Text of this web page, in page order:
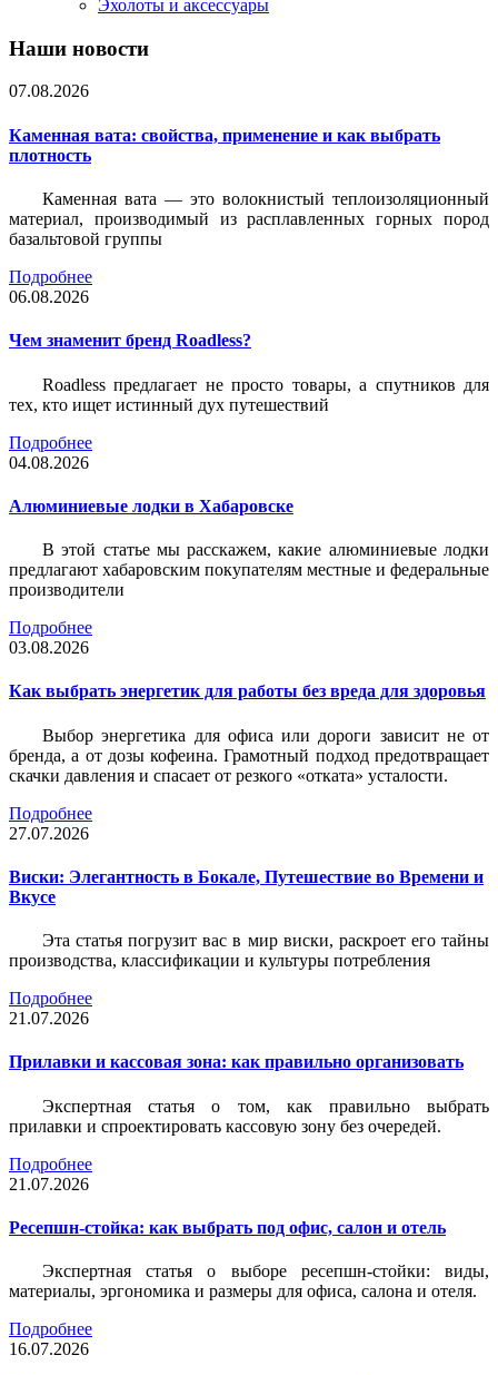
Эхолоты и аксессуары
Наши новости
07.08.2026
Каменная вата: свойства, применение и как выбрать
плотность
Каменная вата — это волокнистый теплоизоляционный
материал, производимый из расплавленных горных пород
базальтовой группы
Подробнее
06.08.2026
Чем знаменит бренд Roadless?
Roadless предлагает не просто товары, а спутников для
тех, кто ищет истинный дух путешествий
Подробнее
04.08.2026
Алюминиевые лодки в Хабаровске
В этой статье мы расскажем, какие алюминиевые лодки
предлагают хабаровским покупателям местные и федеральные
производители
Подробнее
03.08.2026
Как выбрать энергетик для работы без вреда для здоровья
Выбор энергетика для офиса или дороги зависит не от
бренда, а от дозы кофеина. Грамотный подход предотвращает
скачки давления и спасает от резкого «отката» усталости.
Подробнее
27.07.2026
Виски: Элегантность в Бокале, Путешествие во Времени и
Вкусе
Эта статья погрузит вас в мир виски, раскроет его тайны
производства, классификации и культуры потребления
Подробнее
21.07.2026
Прилавки и кассовая зона: как правильно организовать
Экспертная статья о том, как правильно выбрать
прилавки и спроектировать кассовую зону без очередей.
Подробнее
21.07.2026
Ресепшн-стойка: как выбрать под офис, салон и отель
Экспертная статья о выборе ресепшн-стойки: виды,
материалы, эргономика и размеры для офиса, салона и отеля.
Подробнее
16.07.2026